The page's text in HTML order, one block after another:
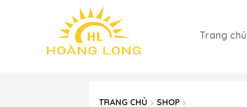
Trang chủ
TRANG CHỦ SHOP